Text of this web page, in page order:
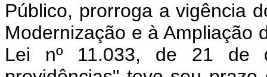
Público, prorroga a vigência
Modernização e à Ampliação
Lei nº 11.033, de 21 de